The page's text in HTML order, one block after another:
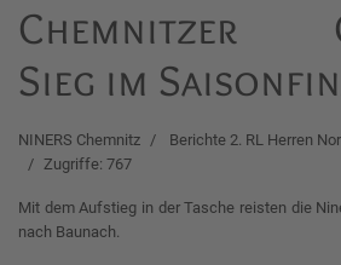
Chemnitzer
Sieg im
NINERS Chemnitz Berichte 2. RL Herren
Zugriffe: 767
Mit dem Aufstieg in der Tasche reisten die
nach Baunach.